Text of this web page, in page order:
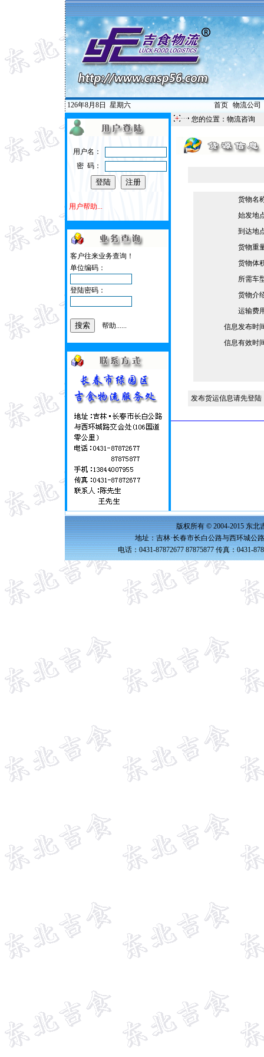
126年8月8日 星期六 首页| 物流公司
用户名：
密 码：
用户帮助...
客户往来业务查询！
单位编码：
登陆密码：
帮助......
您的位置：物流咨询
货物名
始发地
到达地
货物重
货物体
所需车
货物介
运输费
信息发布时
信息有效时
发布货运信息请先登
版权所有 © 2004-2015 东北
地址：吉林·长春市长白公路与西环城公
电话：0431-87872677 87875877 传真：0431-